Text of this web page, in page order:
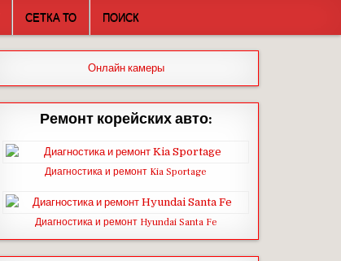
СЕТКА ТО ПОИСК
Онлайн камеры
Ремонт корейских авто:
Диагностика и ремонт Kia Sportage
Диагностика и ремонт Hyundai Santa Fe